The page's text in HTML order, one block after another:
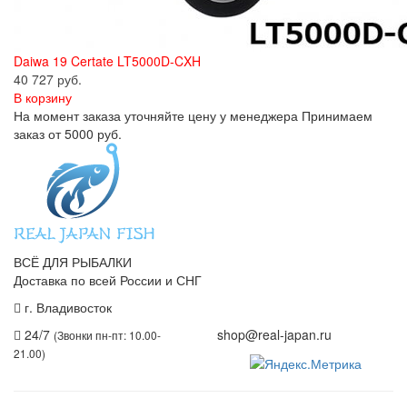
Daiwa 19 Certate LT5000D-CXH
40 727 руб.
В корзину
На момент заказа уточняйте цену у менеджера Принимаем
заказ от 5000 руб.
ВСЁ ДЛЯ РЫБАЛКИ
Доставка по всей России и СНГ
г. Владивосток
24/7 (Звонки пн-пт: 10.00-
21.00)
shop@real-japan.ru